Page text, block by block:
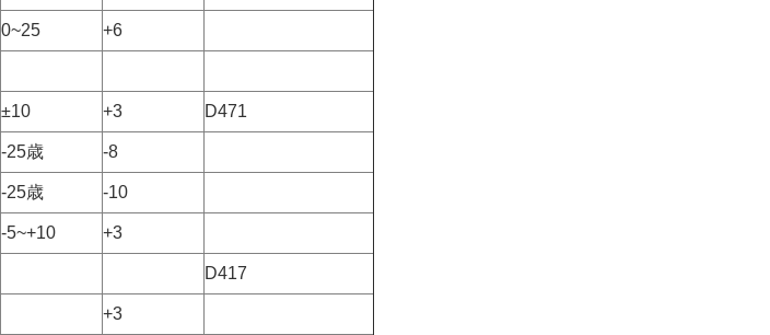
0~25 +6
±10 +3 D471
-25歳 -8
-25歳 -10
-5~+10 +3
D417
+3